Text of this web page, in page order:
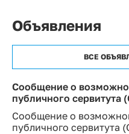
Объявления
ВСЕ
Сообщение о
публичного сервитута
Сообщение о
публичного сервитута